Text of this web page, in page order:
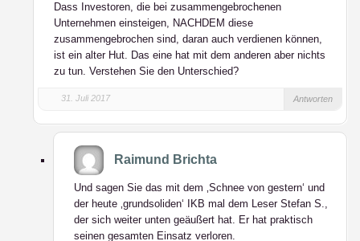
Dass Investoren, die bei zusammengebrochenen
Unternehmen einsteigen, NACHDEM diese
zusammengebrochen sind, daran auch verdienen können,
ist ein alter Hut. Das eine hat mit dem anderen aber nichts
zu tun. Verstehen Sie den Unterschied?
31. Juli 2017 Antworten
Raimund Brichta
Und sagen Sie das mit dem ‚Schnee von gestern‘ und
der heute ‚grundsoliden‘ IKB mal dem Leser Stefan S.,
der sich weiter unten geäußert hat. Er hat praktisch
seinen gesamten Einsatz verloren.